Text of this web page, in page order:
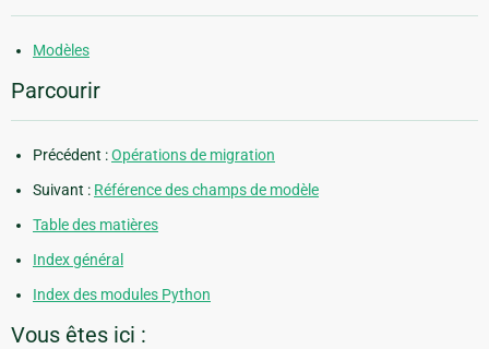
Modèles
Parcourir
Précédent :Opérations de migration
Suivant : Référence des champs de modèle
Table des matières
Index général
Index des modules Python
Vous êtes ici :